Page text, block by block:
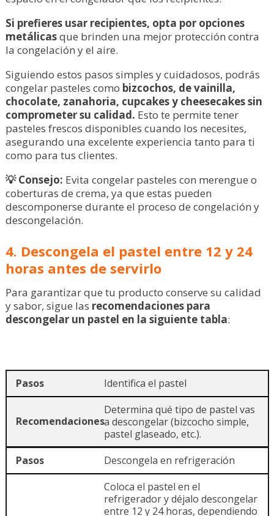
Si prefieres usar recipientes, opta por opciones
metálicasque brinden una mejor protección contra
la congelación y el aire.
Siguiendo estos pasos simples y cuidadosos, podrás
congelar pasteles como bizcochos, de vainilla,
chocolate, zanahoria, cupcakes y cheesecakes sin
comprometer su calidad. Esto te permite tener
pasteles frescos disponibles cuando los necesites,
asegurando una excelente experiencia tanto para ti
como para tus clientes.
💡 Consejo: Evita congelar pasteles con merengue o
coberturas de crema, ya que estas pueden
descomponerse durante el proceso de congelación y
descongelación.
4. Descongela el pastel entre 12 y 24
horas antes de servirlo
Para garantizar que tu producto conserve su calidad
y sabor, sigue las recomendaciones para
descongelar un pastel en la siguiente tabla:
Identifica el pastel
Determina qué tipo de pastel vas
a descongelar (bizcocho simple,
pastel glaseado, etc.).
Descongela en refrigeración
Coloca el pastel en el
refrigerador y déjalo descongelar
entre 12 y 24 horas, dependiendo